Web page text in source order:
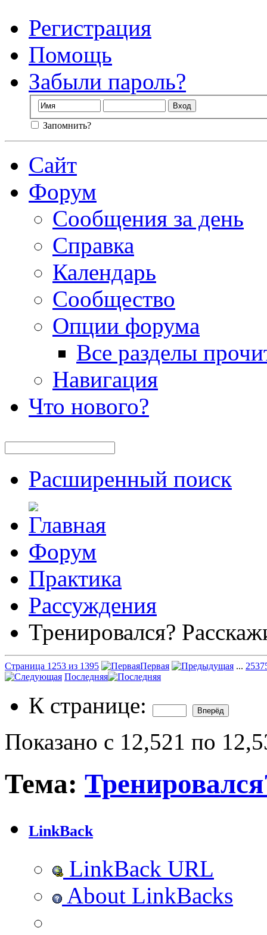
Регистрация
Помощь
Забыли пароль?
Запомнить?
Сайт
Форум
Сообщения за день
Справка
Календарь
Сообщество
Опции форума
Все разделы
Навигация
Что нового?
Расширенный поиск
Форум
Практика
Рассуждения
Тренировался?
Страница 1253 из 1395 Первая ... 253
Последняя
К странице:
Показано с 12,521 по
Тема:
LinkBack
LinkBack URL
About LinkBacks